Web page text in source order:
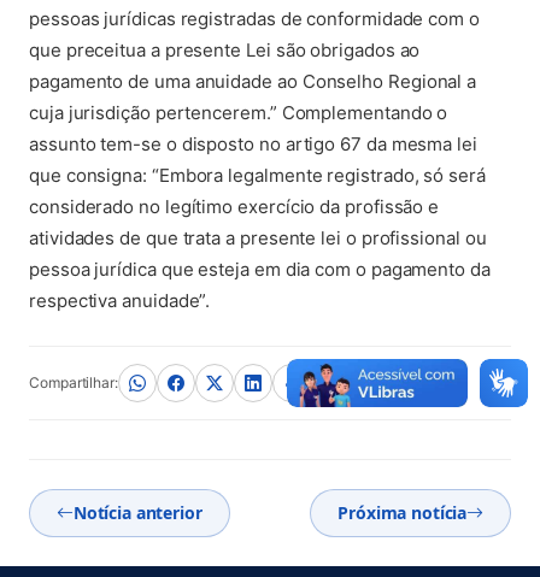
pessoas jurídicas registradas de conformidade com o
que preceitua a presente Lei são obrigados ao
pagamento de uma anuidade ao Conselho Regional a
cuja jurisdição pertencerem.” Complementando o
assunto tem-se o disposto no artigo 67 da mesma lei
que consigna: “Embora legalmente registrado, só será
considerado no legítimo exercício da profissão e
atividades de que trata a presente lei o profissional ou
pessoa jurídica que esteja em dia com o pagamento da
respectiva anuidade”.
Compartilhar:
Notícia anterior Próxima notícia